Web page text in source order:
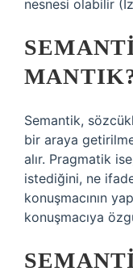
nesnesi olabilir
Semantik,
bir araya
alır. Pragmatik
istediğini, ne
konuşmacının
konuşmacıya